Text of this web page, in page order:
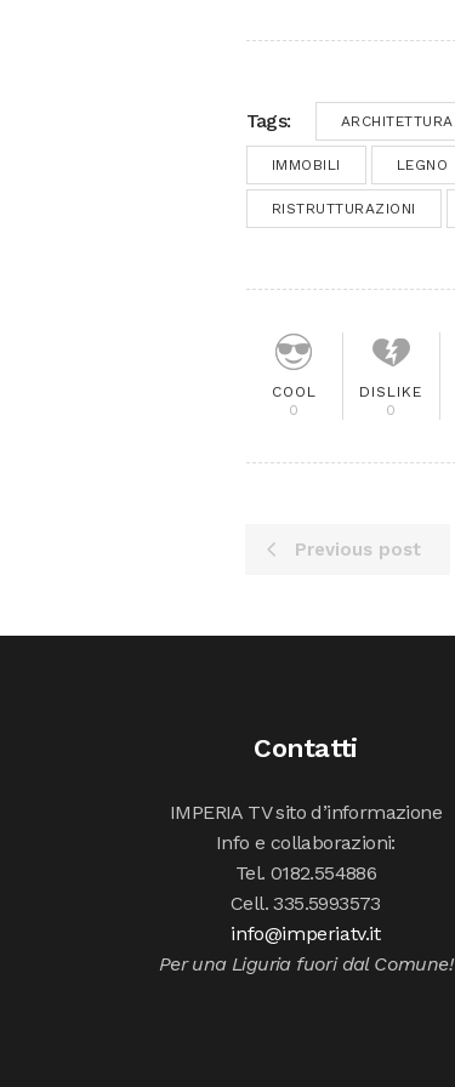
Tags: ARCHITETTURA
IMMOBILI LEGNO
RISTRUTTURAZIONI
COOL
0
DISLIKE
0
Previous post
Contatti
IMPERIA TV sito d’informazione
Info e collaborazioni:
Tel. 0182.554886
Cell. 335.5993573
info@imperiatv.it
Per una Liguria fuori dal Comune!